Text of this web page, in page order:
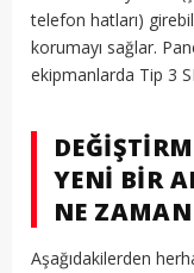
telefon hatları)
korumayı sağlar.
ekipmanlarda Tip 3
YENI BIR
NE
Aşağıdakilerden